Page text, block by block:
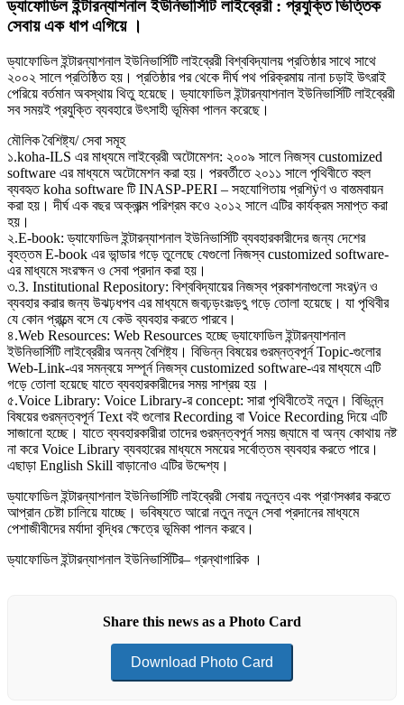
ড্যাফোডিল ইন্টারন্যাশনাল ইউনিভার্সিটি লাইব্রেরী : প্রযুক্তি ভিত্তিক
সেবায় এক ধাপ এগিয়ে ।
ড্যাফোডিল ইন্টারন্যাশনাল ইউনিভার্সিটি লাইব্রেরী বিশ্ববিদ্যালয় প্রতিষ্ঠার সাথে সাথে
২০০২ সালে প্রতিষ্ঠিত হয়। প্রতিষ্ঠার পর থেকে দীর্ঘ পথ পরিক্রমায় নানা চড়াই উৎরাই
পেরিয়ে বর্তমান অবস্থায় থিতু হয়েছে। ড্যাফোডিল ইন্টারন্যাশনাল ইউনিভার্সিটি লাইব্রেরী
সব সময়ই প্রযুক্তি ব্যবহারে উৎসাহী ভূমিকা পালন করেছে।
মৌলিক বৈশিষ্ট্য/ সেবা সমূহ
১.koha-ILS এর মাধ্যমে লাইব্রেরী অটোমেশন: ২০০৯ সালে নিজস্ব customized
software এর মাধ্যমে অটোমেশন করা হয়। পরবর্তীতে ২০১১ সালে পৃথিবীতে বহুল
ব্যবহৃত koha software টি INASP-PERI – সহযোগিতায় প্রশিÿণ ও বাস্ত্মবায়ন
করা হয়। দীর্ঘ এক বছর অক্লান্ত্ম পরিশ্রম কওে ২০১২ সালে এটির কার্যক্রম সমাপ্ত করা
হয়।
২.E-book: ড্যাফোডিল ইন্টারন্যাশনাল ইউনিভার্সিটি ব্যবহারকারীদের জন্য দেশের
বৃহত্তম E-book এর ভান্ডার গড়ে তুলেছে যেগুলো নিজস্ব customized software-
এর মাধ্যমে সংরক্ষন ও সেবা প্রদান করা হয়।
৩.3. Institutional Repository: বিশ্ববিদ্যায়ের নিজস্ব প্রকাশনাগুলো সংরÿন ও
ব্যবহার করার জন্য উঝঢ়ধপব এর মাধ্যমে জবঢ়ড়ংরঃড়ৎু গড়ে তোলা হয়েছে। যা পৃথিবীর
যে কোন প্রান্ত্মে বসে যে কেউ ব্যবহার করতে পারবে।
৪.Web Resources: Web Resources হচ্ছে ড্যাফোডিল ইন্টারন্যাশনাল
ইউনিভার্সিটি লাইব্রেরীর অনন্য বৈশিষ্ট্য। বিভিন্ন বিষয়ের গুরম্নত্বপূর্ন Topic-গুলোর
Web-Link-এর সমন্বয়ে সম্পূর্ন নিজস্ব customized software-এর মাধ্যমে এটি
গড়ে তোলা হয়েছে যাতে ব্যবহারকারীদের সময় সাশ্রয় হয় ।
৫.Voice Library: Voice Library-র concept: সারা পৃথিবীতেই নতুন। বিভিন্ন্ন
বিষয়ের গুরম্নত্বপূর্ন Text বই গুলোর Recording বা Voice Recording দিয়ে এটি
সাজানো হচ্ছে। যাতে ব্যবহারকারীরা তাদের গুরম্নত্বপূর্ন সময় জ্যামে বা অন্য কোথায় নষ্ট
না করে Voice Library ব্যবহারের মাধ্যমে সময়ের সর্বোত্তম ব্যবহার করতে পারে।
এছাড়া English Skill বাড়ানোও এটির উদ্দেশ্য।
ড্যাফোডিল ইন্টারন্যাশনাল ইউনিভার্সিটি লাইব্রেরী সেবায় নতুনত্ব এবং প্রাণসঞ্চার করতে
আপ্রান চেষ্টা চালিয়ে যাচ্ছে। ভবিষ্যতে আরো নতুন নতুন সেবা প্রদানের মাধ্যমে
পেশাজীবীদের মর্যাদা বৃদ্ধির ক্ষেত্রে ভূমিকা পালন করবে।
ড্যাফোডিল ইন্টারন্যাশনাল ইউনিভার্সিটির– গ্রন্থাগারিক ।
Share this news as a Photo Card
Download Photo Card